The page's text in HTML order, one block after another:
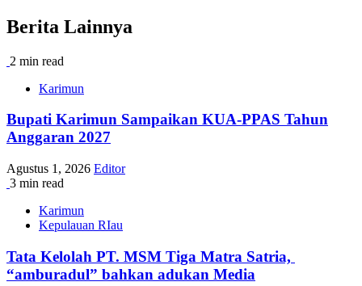
Berita Lainnya
2 min read
Karimun
Bupati Karimun Sampaikan KUA-PPAS Tahun
Anggaran 2027
Agustus 1, 2026 Editor
3 min read
Karimun
Kepulauan RIau
Tata Kelolah PT. MSM Tiga Matra Satria,
“amburadul” bahkan adukan Media